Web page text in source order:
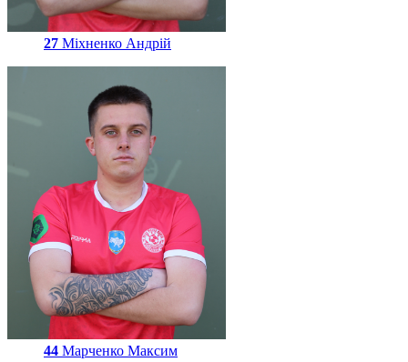
27 Міхненко Андрій
44 Марченко Максим